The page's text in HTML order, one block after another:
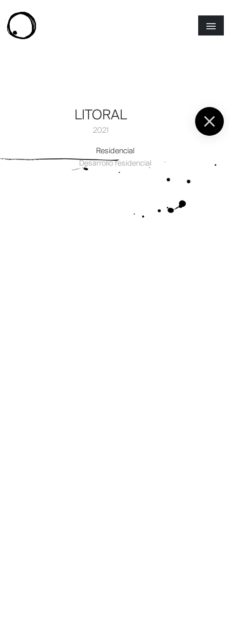
LITORAL
2021
Residencial
Desarrollo residencial